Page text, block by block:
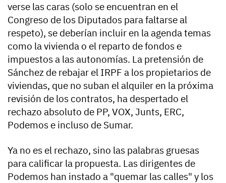
verse las caras (solo se encuentran en el
Congreso de los Diputados para faltarse al
respeto), se deberían incluir en la agenda temas
como la vivienda o el reparto de fondos e
impuestos a las autonomías. La pretensión de
Sánchez de rebajar el IRPF a los propietarios de
viviendas, que no suban el alquiler en la próxima
revisión de los contratos, ha despertado el
rechazo absoluto de PP, VOX, Junts, ERC,
Podemos e incluso de Sumar.
Ya no es el rechazo, sino las palabras gruesas
para calificar la propuesta. Las dirigentes de
Podemos han instado a "quemar las calles" y los